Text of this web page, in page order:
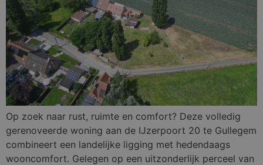
Op zoek naar rust, ruimte en comfort? Deze volledig
gerenoveerde woning aan de IJzerpoort 20 te Gullegem
combineert een landelijke ligging met hedendaags
wooncomfort. Gelegen op een uitzonderlijk perceel van